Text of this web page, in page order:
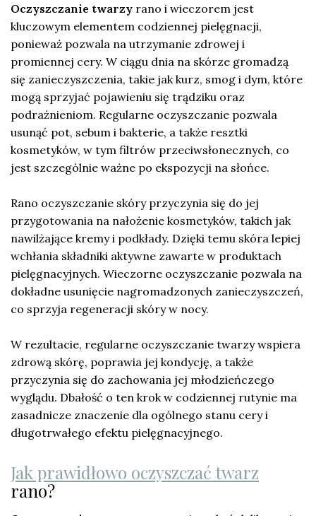
Oczyszczanie twarzy rano i wieczorem jest
kluczowym elementem codziennej pielęgnacji,
ponieważ pozwala na utrzymanie zdrowej i
promiennej cery. W ciągu dnia na skórze gromadzą
się zanieczyszczenia, takie jak kurz, smog i dym, które
mogą sprzyjać pojawieniu się trądziku oraz
podrażnieniom. Regularne oczyszczanie pozwala
usunąć pot, sebum i bakterie, a także resztki
kosmetyków, w tym filtrów przeciwsłonecznych, co
jest szczególnie ważne po ekspozycji na słońce.
Rano oczyszczanie skóry przyczynia się do jej
przygotowania na nałożenie kosmetyków, takich jak
nawilżające kremy i podkłady. Dzięki temu skóra lepiej
wchłania składniki aktywne zawarte w produktach
pielęgnacyjnych. Wieczorne oczyszczanie pozwala na
dokładne usunięcie nagromadzonych zanieczyszczeń,
co sprzyja regeneracji skóry w nocy.
W rezultacie, regularne oczyszczanie twarzy wspiera
zdrową skórę, poprawia jej kondycję, a także
przyczynia się do zachowania jej młodzieńczego
wyglądu. Dbałość o ten krok w codziennej rutynie ma
zasadnicze znaczenie dla ogólnego stanu cery i
długotrwałego efektu pielęgnacyjnego.
Jak prawidłowo oczyszczać twarz
rano?